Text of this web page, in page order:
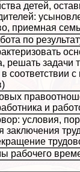
детей,
приемная
по
решать задачи
соответствии
и
условия,
заключения
рабочего